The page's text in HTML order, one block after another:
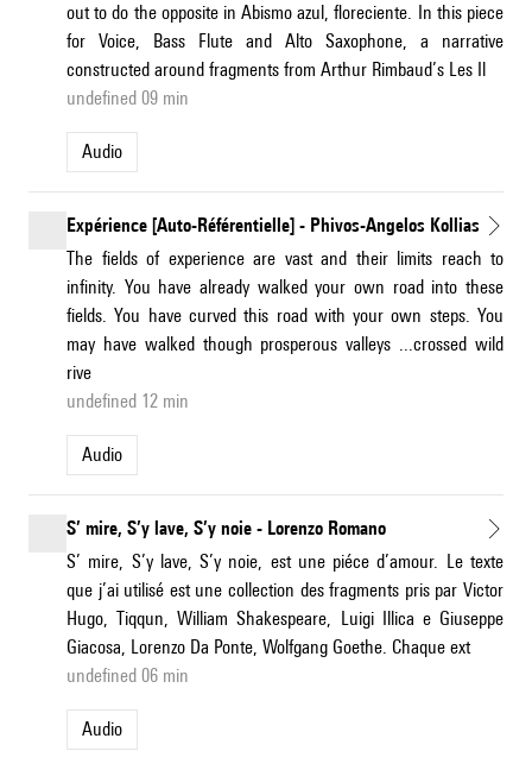
out to do the opposite in Abismo azul, floreciente. In this piece
for Voice, Bass Flute and Alto Saxophone, a narrative
constructed around fragments from Arthur Rimbaud’s Les Il
undefined 09 min
Audio
Expérience [Auto-Référentielle] - Phivos-Angelos Kollias
The fields of experience are vast and their limits reach to
infinity. You have already walked your own road into these
fields. You have curved this road with your own steps. You
may have walked though prosperous valleys ...crossed wild
rive
undefined 12 min
Audio
S’ mire, S’y lave, S’y noie - Lorenzo Romano
S’ mire, S’y lave, S’y noie, est une piéce d’amour. Le texte
que j’ai utilisé est une collection des fragments pris par Victor
Hugo, Tiqqun, William Shakespeare, Luigi Illica e Giuseppe
Giacosa, Lorenzo Da Ponte, Wolfgang Goethe. Chaque ext
undefined 06 min
Audio